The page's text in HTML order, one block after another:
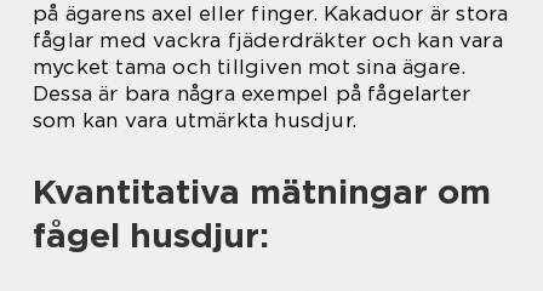
på ägarens axel eller finger. Kakaduor är stora
fåglar med vackra fjäderdräkter och kan vara
mycket tama och tillgiven mot sina ägare.
Dessa är bara några exempel på fågelarter
som kan vara utmärkta husdjur.
Kvantitativa mätningar om
fågel husdjur: